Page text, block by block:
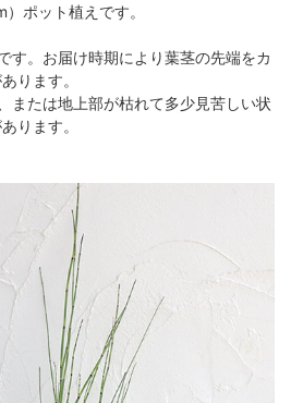
ポット植えです。
す。お届け時期により葉茎の先端をカ
ります。
または地上部が枯れて多少見苦しい状
ります。